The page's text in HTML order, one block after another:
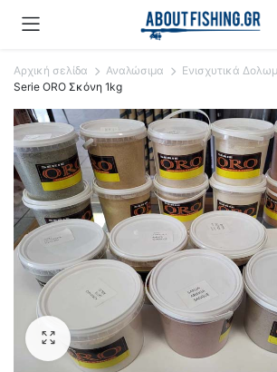
Αρχική σελίδα Αναλώσιμα
Ενισχυτικά
Serie ORO Σκόνη 1kg